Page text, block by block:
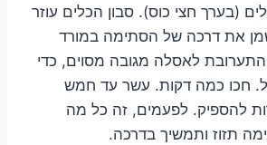
(בערך חצי כוס). סבון הכלים עוזר
את דרכה של הסתימה במורד
לאסלה מגובה מסוים, כדי
חכו כמה דקות. עשר עד חמש
להספיק. לפעמים, זה כל מה
תזוז ותמשיך בדרכה.